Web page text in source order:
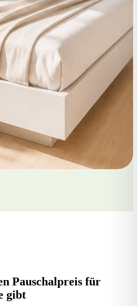
Pauschalpreis für
gibt